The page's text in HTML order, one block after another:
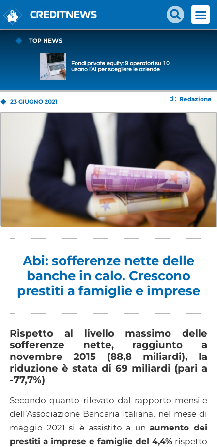
TOP NEWS
Fondi private equity: 9 operatori su 10
usano l’AI per scegliere le aziende
23 GIUGNO 2021 di: Redazione
Abi: sofferenze nette delle
banche in calo. Crescono
prestiti a famiglie e imprese
Rispetto al livello massimo delle
sofferenze nette, raggiunto a
novembre 2015 (88,8 miliardi), la
riduzione è stata di 69 miliardi (pari a
-77,7%)
Secondo quanto rilevato dal rapporto mensile
dell’Associazione Bancaria Italiana, nel mese di
maggio 2021 si è assistito a unaumento dei
prestiti a imprese e famiglie del 4,4% rispetto